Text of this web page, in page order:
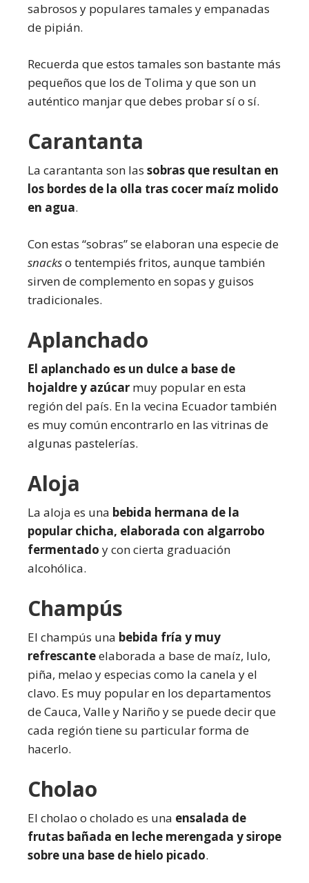
sabrosos y populares tamales y empanadas
de pipián.
Recuerda que estos tamales son bastante más
pequeños que los de Tolima y que son un
auténtico manjar que debes probar sí o sí.
Carantanta
La carantanta son las sobras que resultan en
los bordes de la olla tras cocer maíz molido
en agua.
Con estas “sobras” se elaboran una especie de
snackso tentempiés fritos, aunque también
sirven de complemento en sopas y guisos
tradicionales.
Aplanchado
El aplanchado es un dulce a base de
hojaldre y azúcar muy popular en esta
región del país. En la vecina Ecuador también
es muy común encontrarlo en las vitrinas de
algunas pastelerías.
Aloja
La aloja es una bebida hermana de la
popular chicha, elaborada con algarrobo
fermentado y con cierta graduación
alcohólica.
Champús
El champús una bebida fría y muy
refrescanteelaborada a base de maíz, lulo,
piña, melao y especias como la canela y el
clavo. Es muy popular en los departamentos
de Cauca, Valle y Nariño y se puede decir que
cada región tiene su particular forma de
hacerlo.
Cholao
El cholao o cholado es una ensalada de
frutas bañada en leche merengada y sirope
sobre una base de hielo picado.